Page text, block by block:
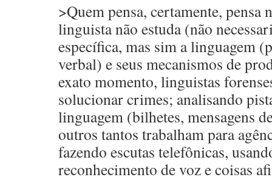
>Quem pensa, certamente,
linguista não estuda (não
específica, mas sim a linguagem
verbal) e seus mecanismos de
exato momento, linguistas
solucionar crimes; analisando
linguagem (bilhetes, mensagens
outros tantos trabalham para
fazendo escutas telefônicas,
reconhecimento de voz e coisas